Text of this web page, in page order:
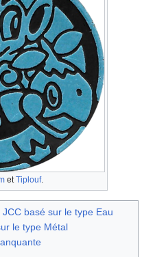
etTiplouf.
basé sur le type Eau
le type Métal